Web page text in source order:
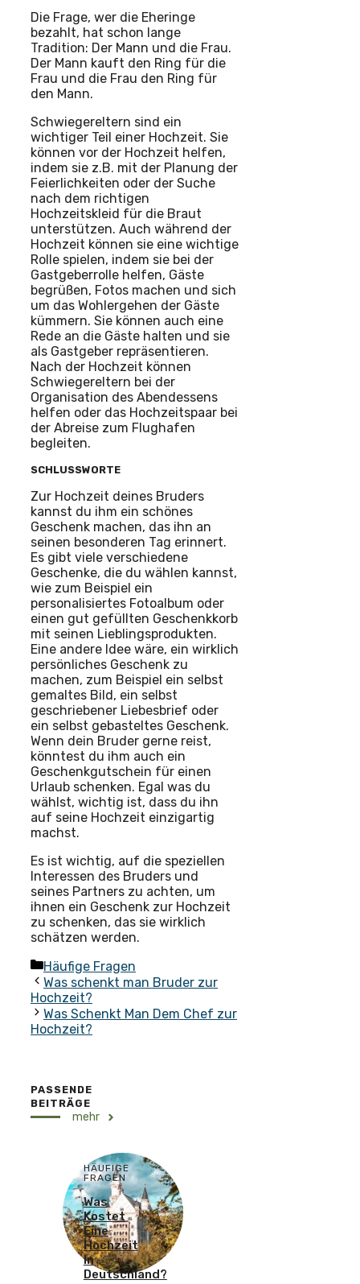
Die Frage, wer die Eheringe
bezahlt, hat schon lange
Tradition: Der Mann und die Frau.
Der Mann kauft den Ring für die
Frau und die Frau den Ring für
den Mann.
Schwiegereltern sind ein
wichtiger Teil einer Hochzeit. Sie
können vor der Hochzeit helfen,
indem sie z.B. mit der Planung der
Feierlichkeiten oder der Suche
nach dem richtigen
Hochzeitskleid für die Braut
unterstützen. Auch während der
Hochzeit können sie eine wichtige
Rolle spielen, indem sie bei der
Gastgeberrolle helfen, Gäste
begrüßen, Fotos machen und sich
um das Wohlergehen der Gäste
kümmern. Sie können auch eine
Rede an die Gäste halten und sie
als Gastgeber repräsentieren.
Nach der Hochzeit können
Schwiegereltern bei der
Organisation des Abendessens
helfen oder das Hochzeitspaar bei
der Abreise zum Flughafen
begleiten.
SCHLUSSWORTE
Zur Hochzeit deines Bruders
kannst du ihm ein schönes
Geschenk machen, das ihn an
seinen besonderen Tag erinnert.
Es gibt viele verschiedene
Geschenke, die du wählen kannst,
wie zum Beispiel ein
personalisiertes Fotoalbum oder
einen gut gefüllten Geschenkkorb
mit seinen Lieblingsprodukten.
Eine andere Idee wäre, ein wirklich
persönliches Geschenk zu
machen, zum Beispiel ein selbst
gemaltes Bild, ein selbst
geschriebener Liebesbrief oder
ein selbst gebasteltes Geschenk.
Wenn dein Bruder gerne reist,
könntest du ihm auch ein
Geschenkgutschein für einen
Urlaub schenken. Egal was du
wählst, wichtig ist, dass du ihn
auf seine Hochzeit einzigartig
machst.
Es ist wichtig, auf die speziellen
Interessen des Bruders und
seines Partners zu achten, um
ihnen ein Geschenk zur Hochzeit
zu schenken, das sie wirklich
schätzen werden.
Kategorien
Häufige Fragen
Was schenkt man Bruder zur
Hochzeit?
Was Schenkt Man Dem Chef zur
Hochzeit?
PASSENDE
BEITRÄGE
mehr
HÄUFIGE
FRAGEN
Was
Kostet
Eine
Hochzeit
In
Deutschland?